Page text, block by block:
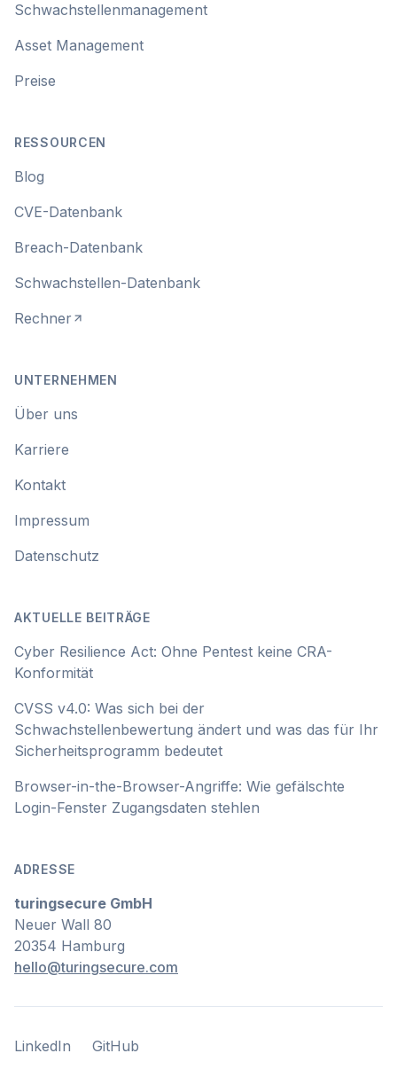
Schwachstellenmanagement
Asset Management
Preise
RESSOURCEN
Blog
CVE-Datenbank
Breach-Datenbank
Schwachstellen-Datenbank
Rechner
UNTERNEHMEN
Über uns
Karriere
Kontakt
Impressum
Datenschutz
AKTUELLE BEITRÄGE
Cyber Resilience Act: Ohne Pentest keine CRA-
Konformität
CVSS v4.0: Was sich bei der
Schwachstellenbewertung ändert und was das für Ihr
Sicherheitsprogramm bedeutet
Browser-in-the-Browser-Angriffe: Wie gefälschte
Login-Fenster Zugangsdaten stehlen
ADRESSE
turingsecure GmbH
Neuer Wall 80
20354 Hamburg
hello@turingsecure.com
LinkedIn
LinkedIn GitHub
GitHub